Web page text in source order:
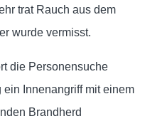
trat Rauch aus dem
wurde vermisst.
die Personensuche
Innenangriff mit einem
Brandherd